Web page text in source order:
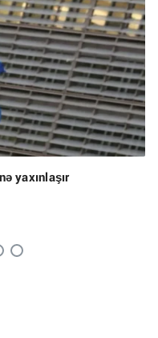
yaxınlaşır